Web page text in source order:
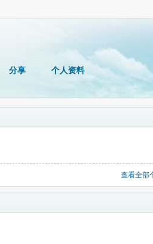
分享 个人资料
查看全部